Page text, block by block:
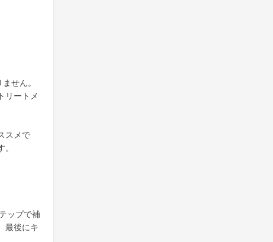
せん。
リートメ
スメで
ップで補
最後にキ